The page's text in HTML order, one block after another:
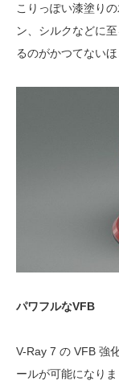
こりっぽい漆塗り
ン、シルクなどに
るのがかつてないほ
パワフルなVFB
V-Ray 7 の VFB 強
ールが可能になり